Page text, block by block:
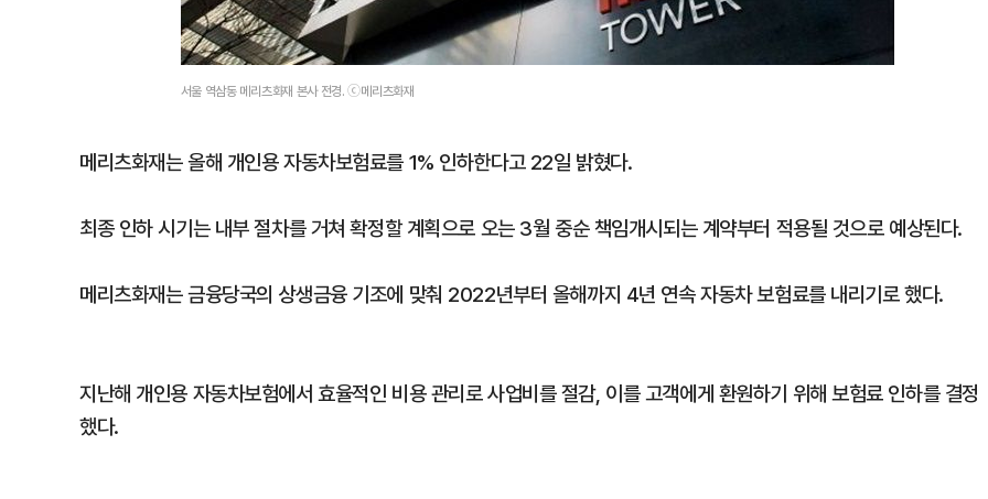
서울 역삼동 메리츠화재 본사 전경. ⓒ메리츠화재
메리츠화재는 올해 개인용 자동차보험료를 1% 인하한다고 22일 밝혔다.
최종 인하 시기는 내부 절차를 거쳐 확정할 계획으로 오는 3월 중순 책임개시되는 계약부터 적용될 것으로 예상된다.
메리츠화재는 금융당국의 상생금융 기조에 맞춰 2022년부터 올해까지 4년 연속 자동차 보험료를 내리기로 했다.
지난해 개인용 자동차보험에서 효율적인 비용 관리로 사업비를 절감, 이를 고객에게 환원하기 위해 보험료 인하를 결정
했다.